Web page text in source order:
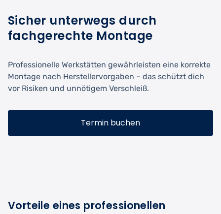
Sicher unterwegs durch
fachgerechte Montage
Professionelle Werkstätten gewährleisten eine korrekte
Montage nach Herstellervorgaben – das schützt dich
vor Risiken und unnötigem Verschleiß.
Termin buchen
Vorteile eines professionellen